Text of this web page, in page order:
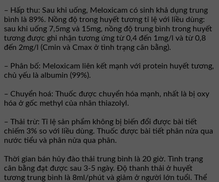
– Hấp thu: Sau khi uống, Meloxicam có sinh khả dụng trung
bình là 89%. Nồng độ trong huyết tương tỉ lệ với liều dùng:
sau khi uống 7,5mg và 15mg, nồng độ trung bình trong huyết
tương được ghi nhận tương ứng từ 0,4 đến 1mg/l và từ 0,8
đến 2mg/l (Cmin và Cmax ở tình trạng cân bằng).
– Phân bố: Meloxicam liên kết mạnh với protein huyết tương,
chủ yếu là albumin (99%).
– Chuyển hoá: Thuốc được chuyển hóa mạnh, nhất là bị oxy
hóa ở gốc methyl của nhân thiazolyl.
– Thải trừ: Tỉ lệ sản phẩm không bị biến đổi được bài tiết
chiếm 3% so với liều dùng. Thuốc được bài tiết phân nửa qua
nước tiểu và phân nửa qua phân.
Thời gian bán hủy đào thải trung bình là 20 giờ. Tình trạng
cân bằng đạt được sau 3-5 ngày. Ðộ thanh thải ở huyết
tương trung bình là 8ml/phút và giảm ở người lớn tuổi. Thể